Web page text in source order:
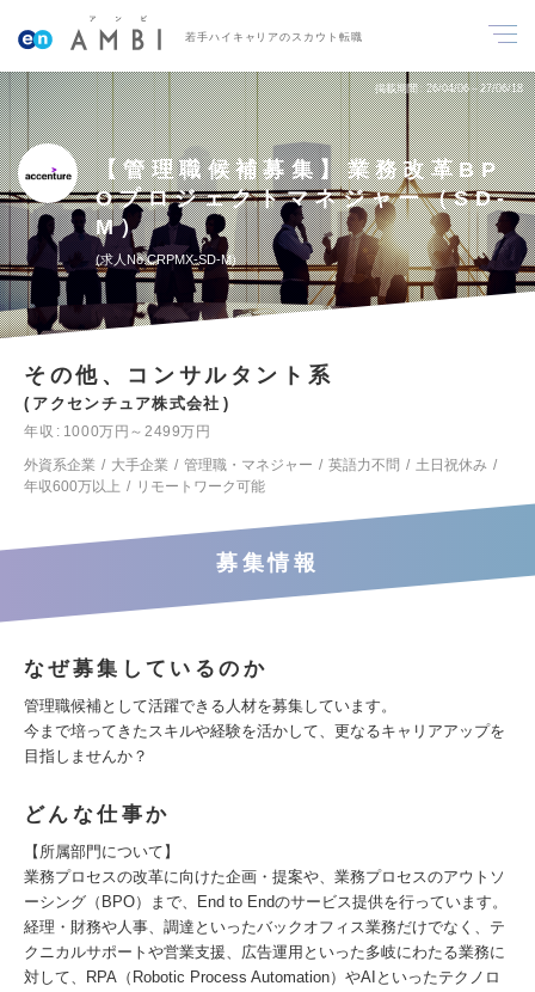
若手ハイキャリアのスカウト転職
掲載期間 26/04/06～27/06/18
【管理職候補募集】業務改革BP
Oプロジェクトマネジャー（SD-
M）
求人No.CRPMX-SD-M
その他、コンサルタント系
アクセンチュア株式会社
年収
1000万円～2499万円
外資系企業
大手企業 管理職・マネジャー 英語力不問
土日祝休み
年収600万以上
リモートワーク可能
募集情報
なぜ募集しているのか
管理職候補として活躍できる人材を募集しています。
今まで培ってきたスキルや経験を活かして、更なるキャリアアップを
目指しませんか？
どんな仕事か
【所属部門について】
業務プロセスの改革に向けた企画・提案や、業務プロセスのアウトソ
ーシング（BPO）まで、End to Endのサービス提供を行っています。
経理・財務や人事、調達といったバックオフィス業務だけでなく、テ
クニカルサポートや営業支援、広告運用といった多岐にわたる業務に
対して、RPA（Robotic Process Automation）やAIといったテクノロ